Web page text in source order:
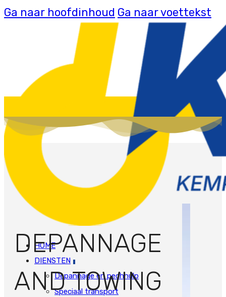
Ga naar hoofdinhoud Ga naar voettekst
HOME
DIENSTEN
Depannage en pechhulp
Speciaal transport
DEPANNAGE
AND TOWING